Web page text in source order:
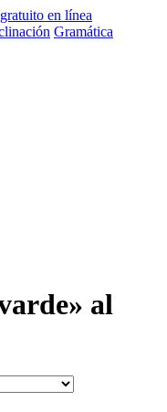
Gramática
al